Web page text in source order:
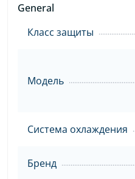
General
Класс защиты
Модель
Система охлаждения
Бренд